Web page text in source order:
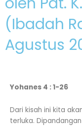
(Ibadah
Agustus
Yohanes 4 : 1-26
Dari kisah ini kita
terluka.